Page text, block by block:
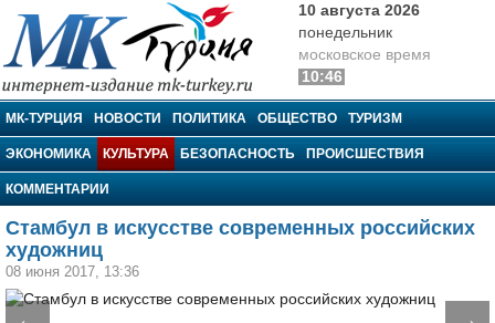
МК-Турция
10 августа 2026
понедельник
московское время
10:46
МК-ТУРЦИЯ НОВОСТИ ПОЛИТИКА ОБЩЕСТВО ТУРИЗМ
ЭКОНОМИКА КУЛЬТУРА БЕЗОПАСНОСТЬ ПРОИСШЕСТВИЯ
КОММЕНТАРИИ
Стамбул в искусстве современных российских
художниц
08 июня 2017, 13:36